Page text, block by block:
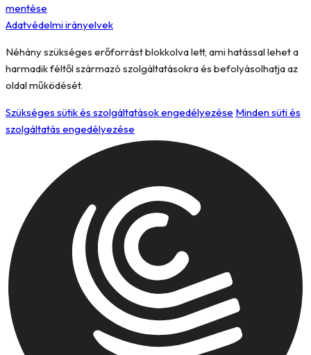
mentése
Adatvédelmi irányelvek
Néhány szükséges erőforrást blokkolva lett, ami hatással lehet a
harmadik féltől származó szolgáltatásokra és befolyásolhatja az
oldal működését.
Szükséges sütik és szolgáltatások engedélyezése Minden süti és
szolgáltatás engedélyezése